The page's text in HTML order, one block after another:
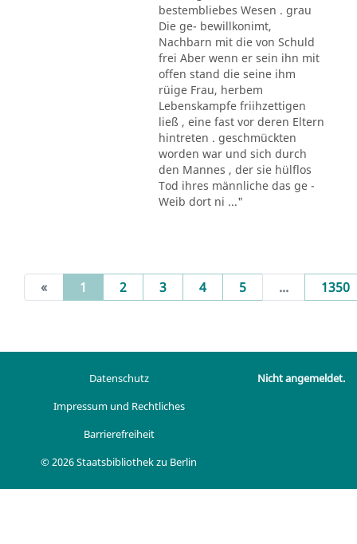
bestembliebes Wesen . grau
Die ge- bewillkonimt,
Nachbarn mit die von Schuld
frei Aber wenn er sein ihn mit
offen stand die seine ihm
rüige Frau, herbem
Lebenskampfe friihzettigen
ließ , eine fast vor deren Eltern
hintreten . geschmückten
worden war und sich durch
den Mannes , der sie hülflos
Tod ihres männliche das ge -
Weib dort ni ..."
« 1 (current)
2 3 4 5 ... 1350
Datenschutz
Impressum und Rechtliches
Barrierefreiheit
© 2026 Staatsbibliothek zu Berlin
Nicht angemeldet.